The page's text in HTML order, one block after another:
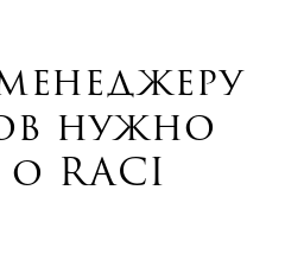
нужно
о RACI